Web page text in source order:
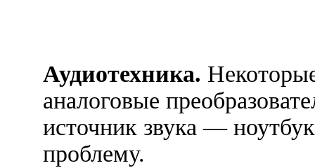
Аудиотехника.
аналоговые
источник звука —
проблему.